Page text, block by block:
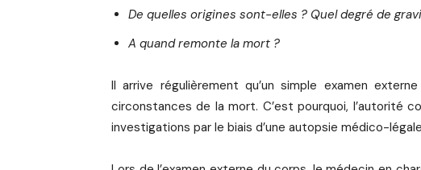
De quelles origines sont-elles ? Quel degré de
A quand remonte la mort ?
Il arrive régulièrement qu’un simple examen
circonstances de la mort. C’est pourquoi, l’autorité
investigations par le biais d’une autopsie médico-